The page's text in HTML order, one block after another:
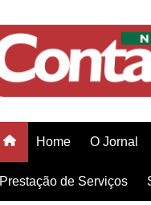
Home O Jornal
Prestação de Serviços